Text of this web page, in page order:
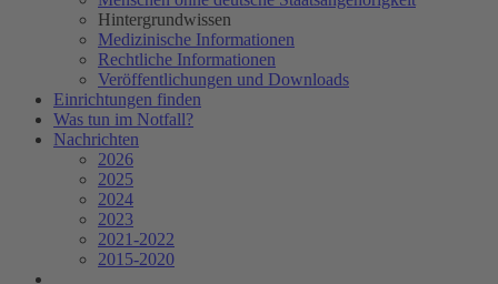
Hintergrundwissen
Medizinische Informationen
Rechtliche Informationen
Veröffentlichungen und Downloads
Einrichtungen finden
Was tun im Notfall?
Nachrichten
2026
2025
2024
2023
2021-2022
2015-2020